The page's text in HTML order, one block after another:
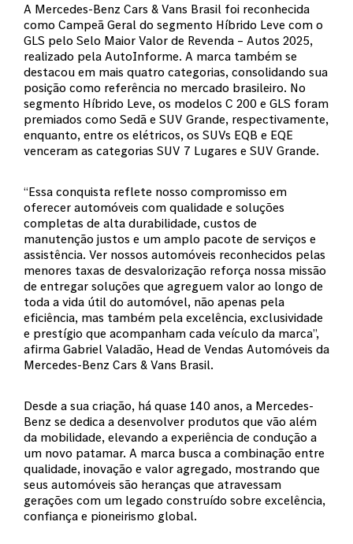
A Mercedes-Benz Cars & Vans Brasil foi reconhecida
como Campeã Geral do segmento Híbrido Leve com o
GLS pelo Selo Maior Valor de Revenda – Autos 2025,
realizado pela AutoInforme. A marca também se
destacou em mais quatro categorias, consolidando sua
posição como referência no mercado brasileiro. No
segmento Híbrido Leve, os modelos C 200 e GLS foram
premiados como Sedã e SUV Grande, respectivamente,
enquanto, entre os elétricos, os SUVs EQB e EQE
venceram as categorias SUV 7 Lugares e SUV Grande.
“Essa conquista reflete nosso compromisso em
oferecer automóveis com qualidade e soluções
completas de alta durabilidade, custos de
manutenção justos e um amplo pacote de serviços e
assistência. Ver nossos automóveis reconhecidos pelas
menores taxas de desvalorização reforça nossa missão
de entregar soluções que agreguem valor ao longo de
toda a vida útil do automóvel, não apenas pela
eficiência, mas também pela excelência, exclusividade
e prestígio que acompanham cada veículo da marca”,
afirma Gabriel Valadão, Head de Vendas Automóveis da
Mercedes-Benz Cars & Vans Brasil.
Desde a sua criação, há quase 140 anos, a Mercedes-
Benz se dedica a desenvolver produtos que vão além
da mobilidade, elevando a experiência de condução a
um novo patamar. A marca busca a combinação entre
qualidade, inovação e valor agregado, mostrando que
seus automóveis são heranças que atravessam
gerações com um legado construído sobre excelência,
confiança e pioneirismo global.